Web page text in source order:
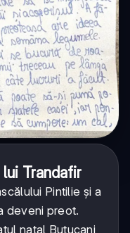
Trandafir
Pintilie și a
deveni preot.
natal Butucani